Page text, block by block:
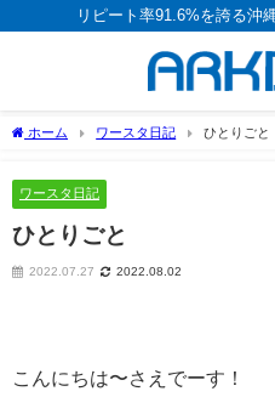
リピート率91.6%を誇る沖
ホーム ワースタ日記 ひとりごと
ワースタ日記
ひとりごと
2022.07.27 2022.08.02
こんにちは〜さえでーす！